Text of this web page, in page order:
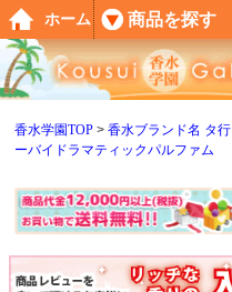
香水学園TOP 香水ブランド名 タ行
ーバイドラマティックパルファム
ホーム 商品を探す